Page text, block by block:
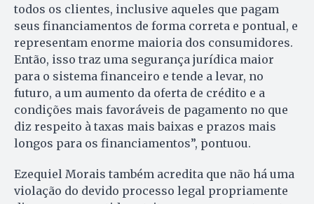
todos os clientes, inclusive aqueles que pagam
seus financiamentos de forma correta e pontual, e
representam enorme maioria dos consumidores.
Então, isso traz uma segurança jurídica maior
para o sistema financeiro e tende a levar, no
futuro, a um aumento da oferta de crédito e a
condições mais favoráveis de pagamento no que
diz respeito à taxas mais baixas e prazos mais
longos para os financiamentos”, pontuou.
Ezequiel Morais também acredita que não há uma
violação do devido processo legal propriamente